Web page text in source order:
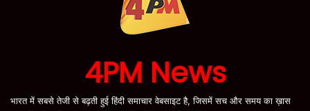
4PM News
भारत में सबसे तेजी से बढ़ती हुई हिंदी समाचार वेबसाइट है, जिसमें सच और समय का ख़ास